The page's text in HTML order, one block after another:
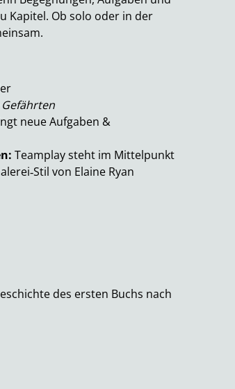
Kapitel. Ob solo oder in der
neue Aufgaben &
Teamplay steht im Mittelpunkt
von Elaine Ryan
des ersten Buchs nach